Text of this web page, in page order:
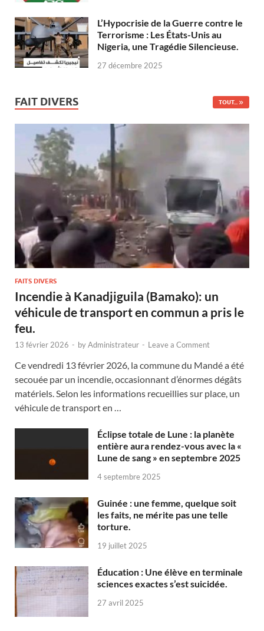
L’Hypocrisie de la Guerre contre le
Terrorisme : Les États-Unis au
Nigeria, une Tragédie Silencieuse.
27 décembre 2025
FAIT DIVERS TOUT...
FAITS DIVERS
Incendie à Kanadjiguila (Bamako): un
véhicule de transport en commun a pris le
feu.
13 février 2026 - byAdministrateur - Leave a Comment
Ce vendredi 13 février 2026, la commune du Mandé a été
secouée par un incendie, occasionnant d’énormes dégâts
matériels. Selon les informations recueillies sur place, un
véhicule de transport en …
Éclipse totale de Lune : la planète
entière aura rendez-vous avec la «
Lune de sang » en septembre 2025
4 septembre 2025
Guinée : une femme, quelque soit
les faits, ne mérite pas une telle
torture.
19 juillet 2025
Éducation : Une élève en terminale
sciences exactes s’est suicidée.
27 avril 2025